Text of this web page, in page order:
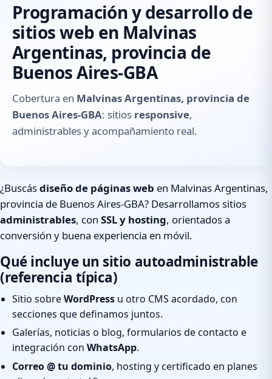
Programación y desarrollo de
sitios web en Malvinas
Argentinas, provincia de
Buenos Aires-GBA
Cobertura en Malvinas Argentinas, provincia de
Buenos Aires-GBA: sitios responsive,
administrables y acompañamiento real.
¿Buscásdiseño de páginas web en Malvinas Argentinas,
provincia de Buenos Aires-GBA? Desarrollamos sitios
administrables, con SSL y hosting, orientados a
conversión y buena experiencia en móvil.
Qué incluye un sitio autoadministrable
(referencia típica)
Sitio sobreWordPress u otro CMS acordado, con
secciones que definamos juntos.
Galerías, noticias o blog, formularios de contacto e
integración con WhatsApp.
Correo @ tu dominio, hosting y certificado en planes